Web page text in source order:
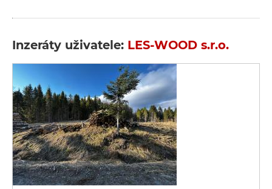
Inzeráty uživatele: LES-WOOD s.r.o.